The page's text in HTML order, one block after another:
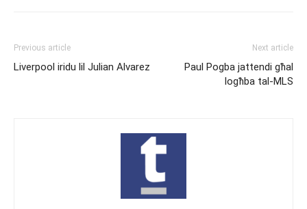
Previous article
Liverpool iridu lil Julian Alvarez
Next article
Paul Pogba jattendi għal
logħba tal-MLS